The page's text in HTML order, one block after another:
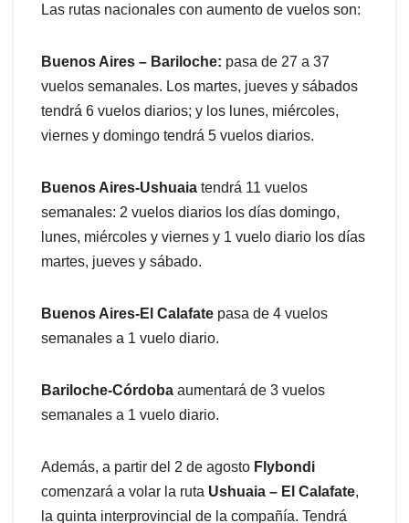
Las rutas nacionales con aumento de vuelos son:
Buenos Aires – Bariloche: pasa de 27 a 37
vuelos semanales. Los martes, jueves y sábados
tendrá 6 vuelos diarios; y los lunes, miércoles,
viernes y domingo tendrá 5 vuelos diarios.
Buenos Aires-Ushuaia tendrá 11 vuelos
semanales: 2 vuelos diarios los días domingo,
lunes, miércoles y viernes y 1 vuelo diario los días
martes, jueves y sábado.
Buenos Aires-El Calafate pasa de 4 vuelos
semanales a 1 vuelo diario.
Bariloche-Córdoba aumentará de 3 vuelos
semanales a 1 vuelo diario.
Además, a partir del 2 de agosto Flybondi
comenzará a volar la ruta Ushuaia – El Calafate,
la quinta interprovincial de la compañía. Tendrá